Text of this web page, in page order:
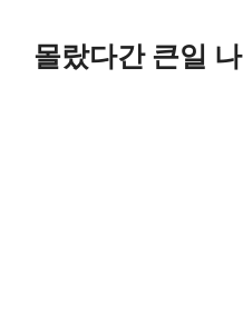
몰랐다간 큰일 나